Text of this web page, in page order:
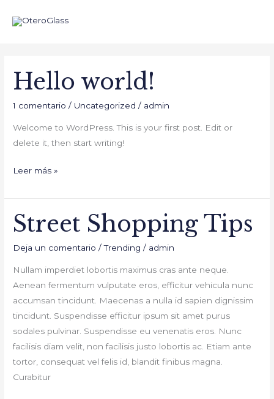
Hello world!
1 comentario / Uncategorized / admin
Welcome to WordPress. This is your first post. Edit or
delete it, then start writing!
Hello
world!
Leer más »
Street Shopping Tips
Deja un comentario /Trending / admin
Nullam imperdiet lobortis maximus cras ante neque.
Aenean fermentum vulputate eros, efficitur vehicula nunc
accumsan tincidunt. Maecenas a nulla id sapien dignissim
tincidunt. Suspendisse efficitur ipsum sit amet purus
sodales pulvinar. Suspendisse eu venenatis eros. Nunc
facilisis diam velit, non facilisis justo lobortis ac. Etiam ante
tortor, consequat vel felis id, blandit finibus magna.
Curabitur
Street
Shopping
Tips